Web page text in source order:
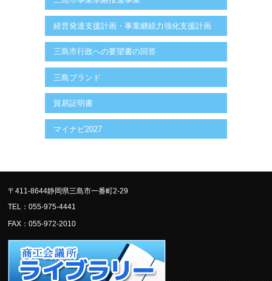
経営発達支援計画・事業継続力強化支援計画
三島市行政への要望書の回答
三島ブランド
貿易証明書
マイナビ2027
〒411-8644静岡県三島市一番町2-29
TEL：055-975-4441
FAX：055-972-2010